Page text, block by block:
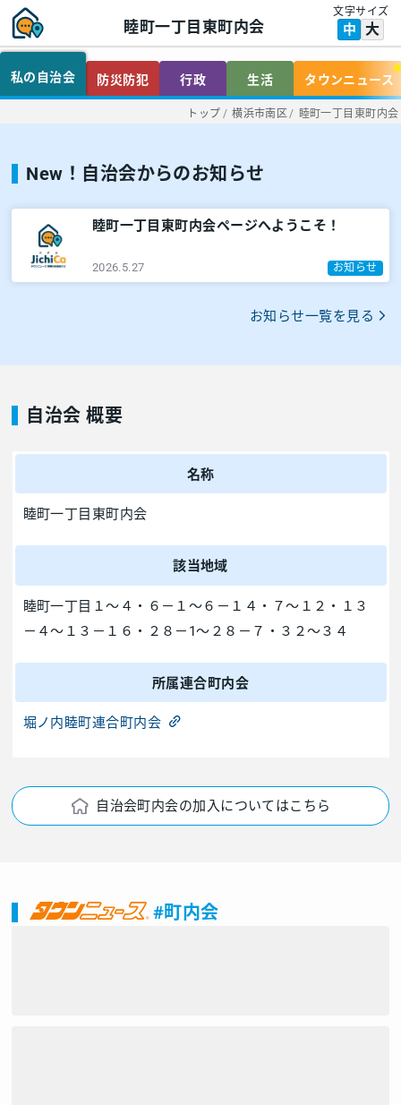
睦町一丁目東町内会
文字サイズ
中 大
私の自治会 防災防犯 行政 生活 タウンニュース
トップ / 横浜市南区 / 睦町一丁目東町内会
New！自治会からのお知らせ
睦町一丁目東町内会ページへようこそ！
2026.5.27 お知らせ
お知らせ一覧を見る
自治会 概要
名称
睦町一丁目東町内会
該当地域
睦町一丁目１～４・６－１～６－１４・７～１２・１３
－４～１３－１６・２８－1～２８－７・３２～３４
所属連合町内会
堀ノ内睦町連合町内会
自治会町内会の加入についてはこちら
#町内会